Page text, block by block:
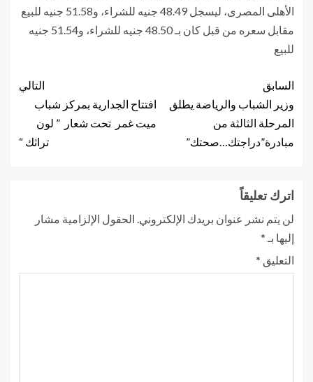
الأهلى المصرى، ليسجل 48.49 جنيه للشراء، و51.58 جنيه للبيع
مقابل سعره من قبل كان بـ 48.50 جنيه للشراء، و51.54 جنيه
للبيع
السابق
وزير الشباب والرياضة يطلق
المرحلة الثالثة من
مبادرة”دراجتك…صحتك”
التالي
افتتاح الجدارية بمركز شباب
ميت غمر تحت شعار ” لون
تراثك “
اترك تعليقاً
لن يتم نشر عنوان بريدك الإلكتروني. الحقول الإلزامية مشار
إليها بـ *
التعليق *